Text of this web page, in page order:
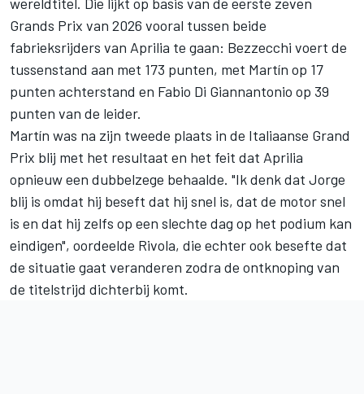
Grands Prix van 2026 vooral tussen beide
fabrieksrijders van Aprilia te gaan: Bezzecchi voert de
tussenstand aan met 173 punten, met Martín op 17
punten achterstand en Fabio Di Giannantonio op 39
punten van de leider.
Martín was na zijn tweede plaats in de Italiaanse Grand
Prix blij met het resultaat en het feit dat Aprilia
opnieuw een dubbelzege behaalde. "Ik denk dat Jorge
blij is omdat hij beseft dat hij snel is, dat de motor snel
is en dat hij zelfs op een slechte dag op het podium kan
eindigen", oordeelde Rivola, die echter ook besefte dat
de situatie gaat veranderen zodra de ontknoping van
de titelstrijd dichterbij komt.